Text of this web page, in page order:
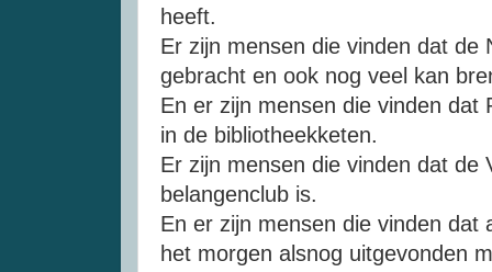
heeft.
Er zijn mensen die vinden dat de
gebracht en ook nog veel kan
En er zijn mensen die vinden dat
in de bibliotheekketen.
Er zijn mensen die vinden dat de
belangenclub is.
En er zijn mensen die vinden dat
het morgen alsnog uitgevonden